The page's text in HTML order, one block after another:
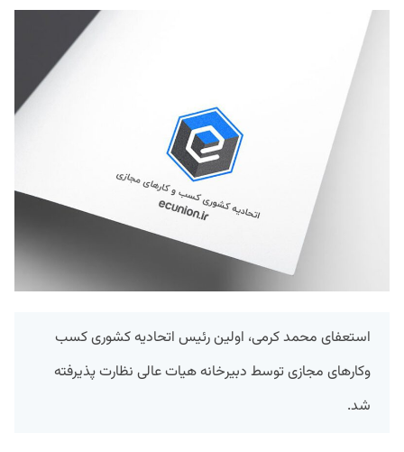
استعفای محمد کرمی، اولین رئیس اتحادیه کشوری کسب
وکارهای مجازی توسط دبیرخانه هیات عالی نظارت پذیرفته
شد.